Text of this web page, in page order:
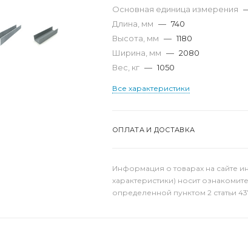
Основная единица измерения
Длина, мм — 740
Высота, мм — 1180
Ширина, мм — 2080
Вес, кг — 1050
Все характеристики
ОПЛАТА И ДОСТАВКА
Информация о товарах на сайте
характеристики) носит
определенной пунктом 2 статьи